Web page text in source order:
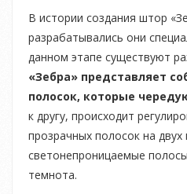
В истории создания штор
разрабатывались они
данном этапе существуют
«Зебра» представляет
полосок, которые
к другу, происходит
прозрачных полосок на
светонепроницаемые
темнота.